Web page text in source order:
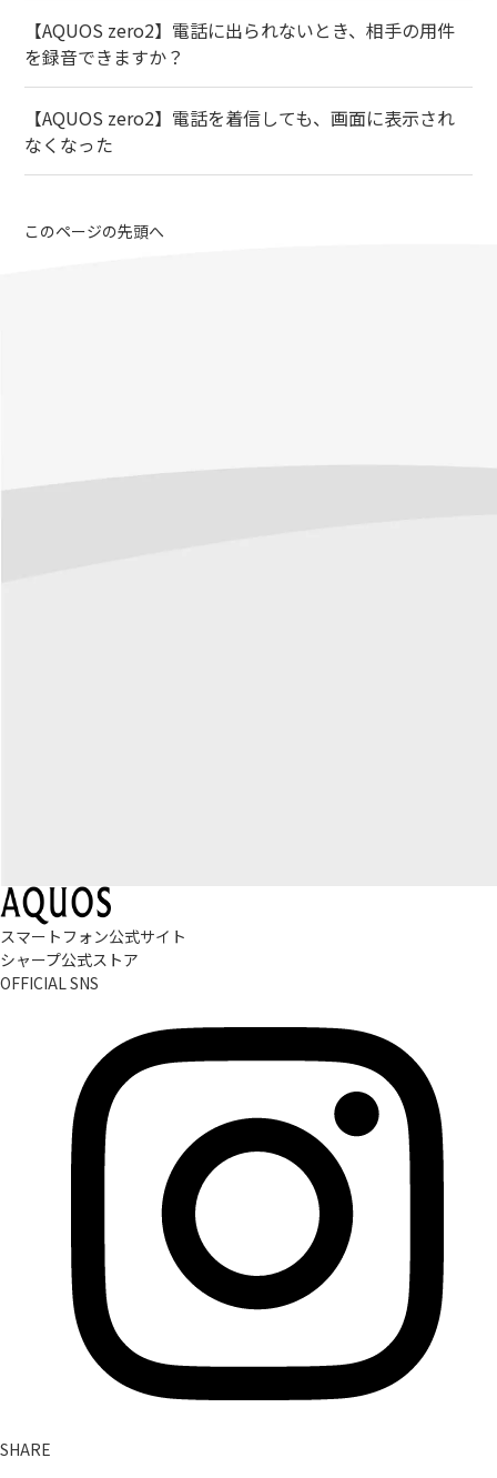
【AQUOS zero2】電話に出られないとき、相手の用件
を録音できますか？
【AQUOS zero2】電話を着信しても、画面に表示され
なくなった
このページの先頭へ
スマートフォン公式サイト
シャープ公式ストア
OFFICIAL SNS
SHARE